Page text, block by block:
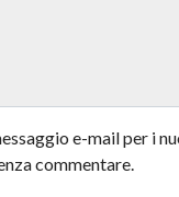
e-mail per i
commentare.